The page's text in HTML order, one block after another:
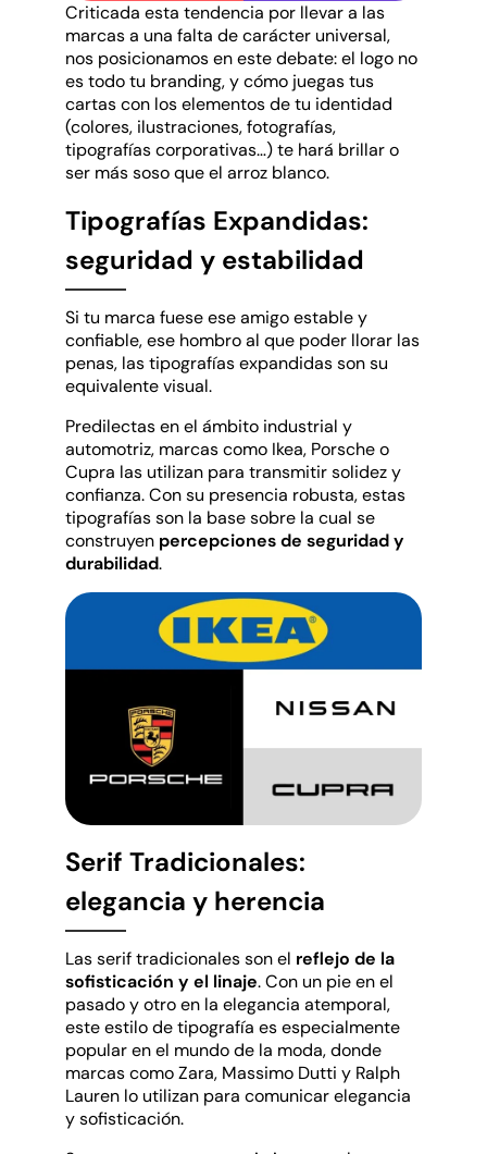
Criticada esta tendencia por llevar a las
marcas a una falta de carácter universal,
nos posicionamos en este debate: el logo no
es todo tu branding, y cómo juegas tus
cartas con los elementos de tu identidad
(colores, ilustraciones, fotografías,
tipografías corporativas…) te hará brillar o
ser más soso que el arroz blanco.
Tipografías Expandidas:
seguridad y estabilidad
Si tu marca fuese ese amigo estable y
confiable, ese hombro al que poder llorar las
penas, las tipografías expandidas son su
equivalente visual.
Predilectas en el ámbito industrial y
automotriz, marcas como Ikea, Porsche o
Cupra las utilizan para transmitir solidez y
confianza. Con su presencia robusta, estas
tipografías son la base sobre la cual se
construyen percepciones de seguridad y
durabilidad.
Serif Tradicionales:
elegancia y herencia
Las serif tradicionales son el reflejo de la
sofisticación y el linaje. Con un pie en el
pasado y otro en la elegancia atemporal,
este estilo de tipografía es especialmente
popular en el mundo de la moda, donde
marcas como Zara, Massimo Dutti y Ralph
Lauren lo utilizan para comunicar elegancia
y sofisticación.